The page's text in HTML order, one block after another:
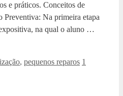
e práticos. Conceitos de
Preventiva: Na primeira etapa
na qual o aluno …
, pequenos reparos 1